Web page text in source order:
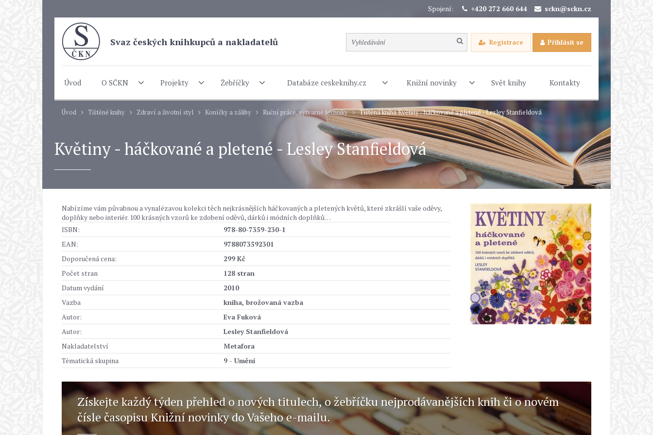
Spojení: +420 272 660 644 sckn@sckn.cz
Svaz českých knihkupců a nakladatelů Registrace Přihlásit se
Úvod O SČKN Projekty Žebříčky Databáze ceskeknihy.cz Knižní novinky Svět knihy Kontakty
Úvod Tištěné knihy Zdraví a životní styl Koníčky a záliby Ruční práce, výtvarné techniky Tištěná kniha Květiny - háčkované a pletené - Lesley Stanfieldová
Květiny - háčkované a pletené - Lesley Stanfieldová
Nabízíme vám půvabnou a vynalézavou kolekci těch nejkrásnějších háčkovaných a pletených květů, které zkrášlí vaše oděvy,
doplňky nebo interiér. 100 krásných vzorů ke zdobení oděvů, dárků i módních doplňků…
ISBN:
978-80-7359-230-1
EAN:
9788073592301
Doporučená cena:
299 Kč
Počet stran
128 stran
Datum vydání
2010
Vazba
kniha, brožovaná vazba
Autor:
Eva Fuková
Autor:
Lesley Stanfieldová
Nakladatelství
Metafora
Tématická skupina
9 - Umění
Získejte každý týden přehled o nových titulech, o žebříčku nejprodávanějších knih či o novém
čísle časopisu Knižní novinky do Vašeho e-mailu.